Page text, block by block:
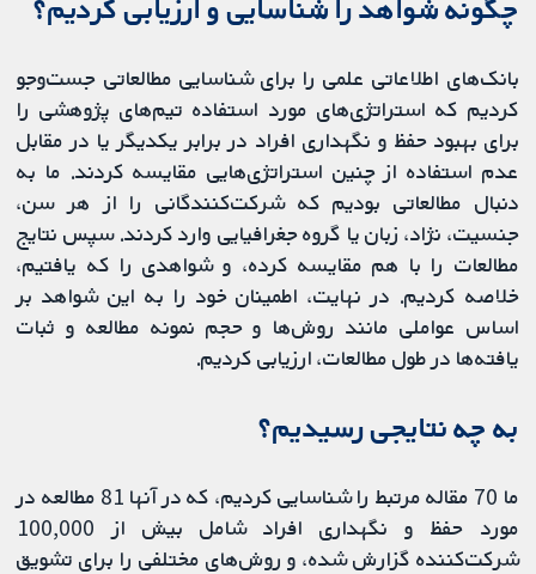
چگونه شواهد را شناسایی و ارزیابی کردیم؟
بانک‌های اطلاعاتی علمی را برای شناسایی مطالعاتی جست‌وجو
کردیم که استراتژی‌های مورد استفاده تیم‌های پژوهشی را
برای بهبود حفظ و نگهداری افراد در برابر یکدیگر یا در مقابل
عدم استفاده از چنین استراتژی‌هایی مقایسه کردند. ما به
دنبال مطالعاتی بودیم که شرکت‌کنندگانی را از هر سن،
جنسیت، نژاد، زبان یا گروه جغرافیایی وارد کردند. سپس نتایج
مطالعات را با هم مقایسه کرده، و شواهدی را که یافتیم،
خلاصه کردیم. در نهایت، اطمینان خود را به این شواهد بر
اساس عواملی مانند روش‌ها و حجم نمونه مطالعه و ثبات
یافته‌ها در طول مطالعات، ارزیابی کردیم.
به چه نتایجی رسیدیم؟
ما 70 مقاله مرتبط را شناسایی كردیم، كه در آنها 81 مطالعه در
مورد حفظ و نگهداری افراد شامل بیش از 100,000
شركت‌كننده گزارش شده، و روش‌های مختلفی را برای تشویق